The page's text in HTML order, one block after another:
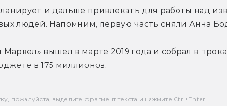
и дальше привлекать для работы над
людей. Напомним, первую часть сняли Анна
вышел в марте 2019 года и собрал в
в 175 миллионов.
пожалуйста, выделите фрагмент текста и нажмите Ctrl+Enter.